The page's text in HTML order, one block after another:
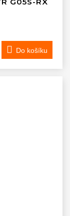
Do košíku